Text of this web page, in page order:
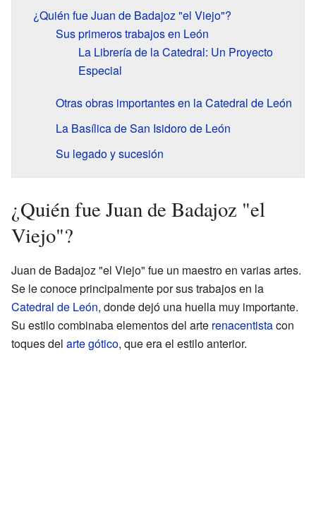
¿Quién fue Juan de Badajoz "el Viejo"?
Sus primeros trabajos en León
La Librería de la Catedral: Un Proyecto
Especial
Otras obras importantes en la Catedral de León
La Basílica de San Isidoro de León
Su legado y sucesión
¿Quién fue Juan de Badajoz "el
Viejo"?
Juan de Badajoz "el Viejo" fue un maestro en varias artes.
Se le conoce principalmente por sus trabajos en la
Catedral de León, donde dejó una huella muy importante.
Su estilo combinaba elementos del arte renacentistacon
toques del arte gótico, que era el estilo anterior.